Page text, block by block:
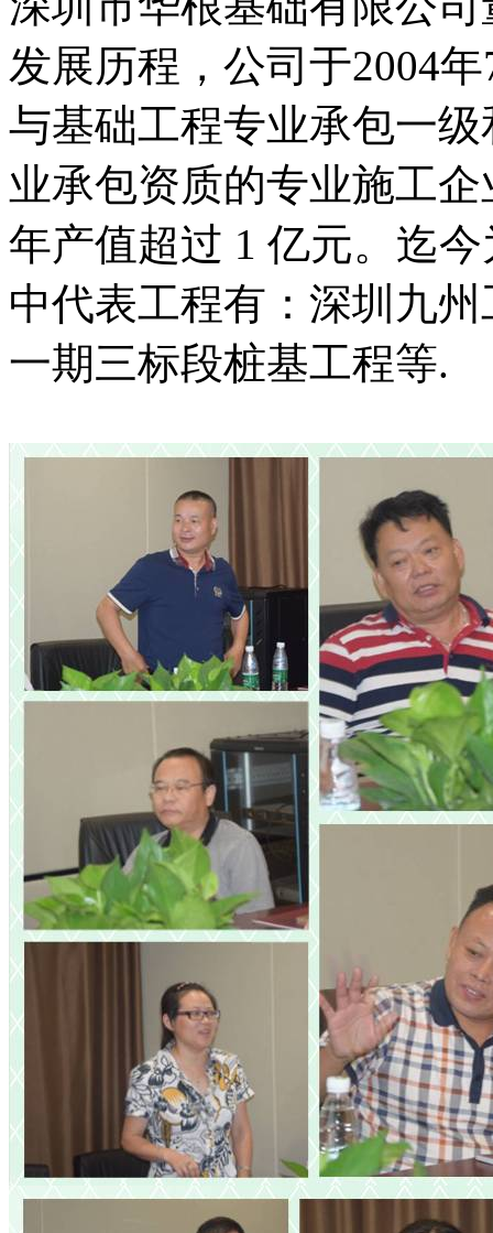
发展历程，公司于2004
与基础工程专业承包一
业承包资质的专业施工
年产值超过 1 亿元。迄
中代表工程有：深圳九
一期三标段桩基工程等.